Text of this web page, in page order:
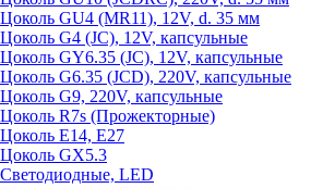
Цоколь GU4 (MR11), 12V, d. 35 мм
Цоколь G4 (JC), 12V, капсульные
Цоколь GY6.35 (JC), 12V, капсульные
Цоколь G6.35 (JCD), 220V, капсульные
Цоколь G9, 220V, капсульные
Цоколь R7s (Прожекторные)
Цоколь E14, E27
Цоколь GX5.3
Светодиодные, LED